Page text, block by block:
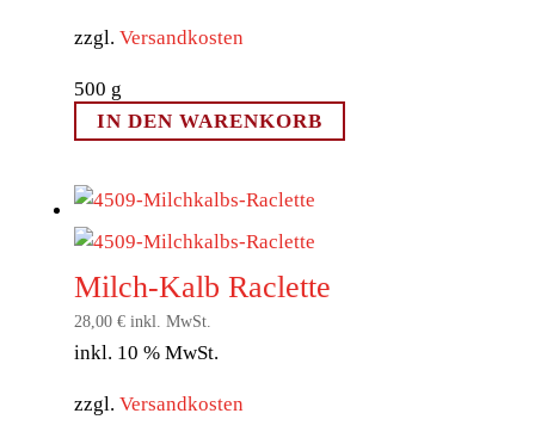
zzgl. Versandkosten
500 g
IN DEN WARENKORB
Milch-Kalb Raclette
28,00 € inkl. MwSt.
inkl. 10 % MwSt.
zzgl. Versandkosten